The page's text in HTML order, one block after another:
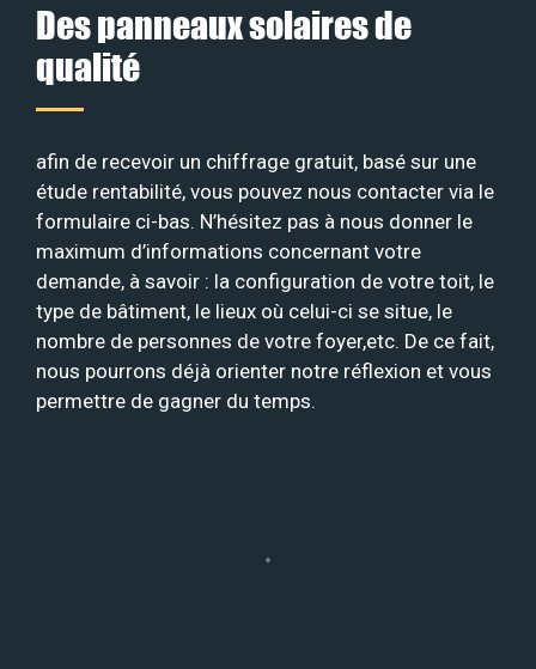
Des panneaux solaires de
qualité
afin de recevoir un chiffrage gratuit, basé sur une
étude rentabilité, vous pouvez nous contacter via le
formulaire ci-bas. N’hésitez pas à nous donner le
maximum d’informations concernant votre
demande, à savoir : la configuration de votre toit, le
type de bâtiment, le lieux où celui-ci se situe, le
nombre de personnes de votre foyer,etc. De ce fait,
nous pourrons déjà orienter notre réflexion et vous
permettre de gagner du temps.